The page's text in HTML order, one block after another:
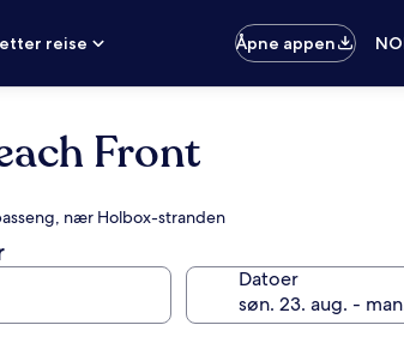
reise
Åpne appen
Front
nær Holbox-stranden
Datoer